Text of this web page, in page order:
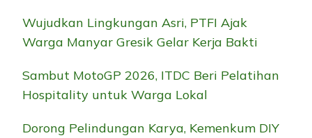
Wujudkan Lingkungan Asri, PTFI Ajak
Warga Manyar Gresik Gelar Kerja Bakti
Sambut MotoGP 2026, ITDC Beri Pelatihan
Hospitality untuk Warga Lokal
Dorong Pelindungan Karya, Kemenkum DIY